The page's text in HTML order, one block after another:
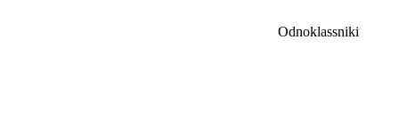
Odnoklassniki